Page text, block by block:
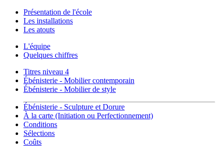
Présentation de l'école
Les installations
Les atouts
L'équipe
Quelques chiffres
Titres niveau 4
Ébénisterie - Mobilier contemporain
Ébénisterie - Mobilier de style
Ébénisterie - Sculpture et Dorure
À la carte (Initiation ou Perfectionnement)
Conditions
Sélections
Coûts